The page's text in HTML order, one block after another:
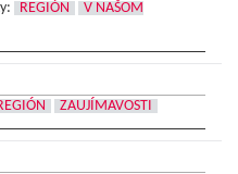
REGIÓN
V NAŠOM
ZAUJÍMAVOSTI